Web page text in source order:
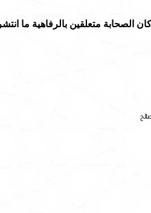
متعلقين بالرفاهية ما